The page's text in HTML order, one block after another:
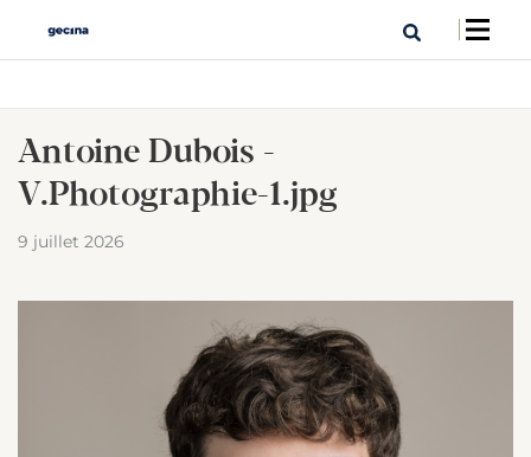
Antoine Dubois -
V.Photographie-1.jpg
9 juillet 2026